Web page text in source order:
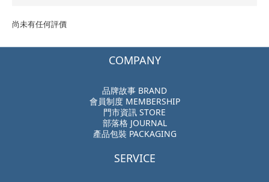
尚未有任何評價
COMPANY
品牌故事 BRAND
會員制度 MEMBERSHIP
門市資訊 STORE
部落格 JOURNAL
產品包裝 PACKAGING
SERVICE